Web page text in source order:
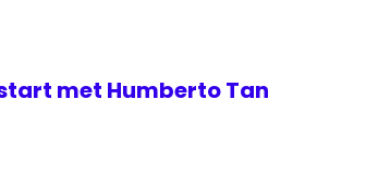
met Humberto Tan